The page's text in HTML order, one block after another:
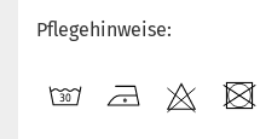
Pflegehinweise: